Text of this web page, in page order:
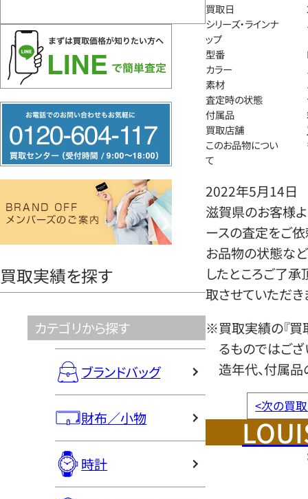
リ
ー
ヤ
買取実績を探す
カテゴリから探す
ブランドバッグ
財布／小物
時計
買取日
シリーズ・ラインナ
ップ
型番
カラー
素材
査定時の状態
付属品
買取店舗
このお品物につい
て
2022年5月14日
滋賀県のお客様よ
ースの査定をご依
お品物の状態など
したところご了
取させていただき
※買取実績の『買
るものではござ
造年代、付属品
<次の買